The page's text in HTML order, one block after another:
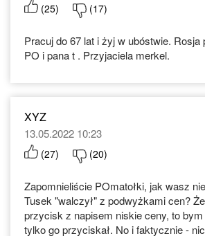
(25) (17)
Pracuj do 67 lat i żyj w ubóstwie. Rosja
PO i pana t . Przyjaciela merkel.
XYZ
13.05.2022 10:23
(27) (20)
Zapomnieliście POmatołki, jak wasz
Tusek "walczył" z podwyżkami cen?
przycisk z napisem niskie ceny, to bym
tylko go przyciskał. No i faktycznie -